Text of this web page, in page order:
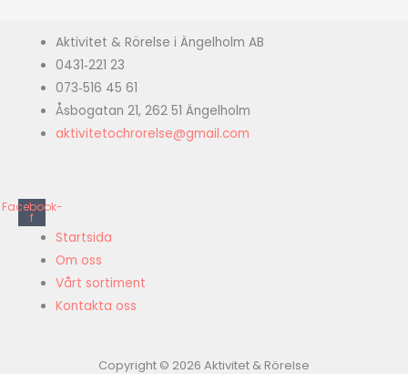
Aktivitet & Rörelse i Ängelholm AB
0431‑221 23
073‑516 45 61
Åsbogatan 21, 262 51 Ängelholm
aktivitetochrorelse@gmail.com
Facebook-
f
Startsida
Om oss
Vårt sortiment
Kontakta oss
Copyright © 2026 Aktivitet & Rörelse